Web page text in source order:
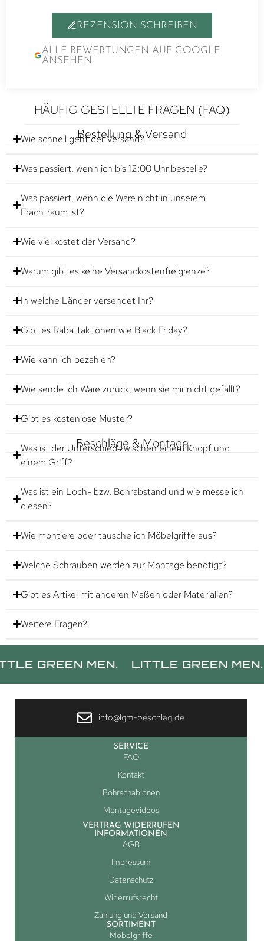
REZENSION SCHREIBEN
ALLE BEWERTUNGEN AUF GOOGLE
ANSEHEN
HÄUFIG GESTELLTE FRAGEN (FAQ)
Bestellung & Versand
Wie schnell geht der Versand?
Was passiert, wenn ich bis 12:00 Uhr bestelle?
Was passiert, wenn die Ware nicht in unserem
Frachtraum ist?
Wie viel kostet der Versand?
Warum gibt es keine Versandkostenfreigrenze?
In welche Länder versendet Ihr?
Gibt es Rabattaktionen wie Black Friday?
Wie kann ich bezahlen?
Wie sende ich Ware zurück, wenn sie mir nicht gefällt?
Gibt es kostenlose Muster?
Beschläge & Montage
Was ist der Unterschied zwischen einem Knopf und
einem Griff?
Was ist ein Loch- bzw. Bohrabstand und wie messe ich
diesen?
Wie montiere oder tausche ich Möbelgriffe aus?
Welche Schrauben werden zur Montage benötigt?
Gibt es Artikel mit anderen Maßen oder Materialien?
Weitere Fragen?
MEN. LITTLE GREEN MEN.
info@lgm-beschlag.de
SERVICE
FAQ
Kontakt
Bohrschablonen
Montagevideos
VERTRAG WIDERRUFEN
INFORMATIONEN
AGB
Impressum
Datenschutz
Widerrufsrecht
Zahlung und Versand
SORTIMENT
Möbelgriffe